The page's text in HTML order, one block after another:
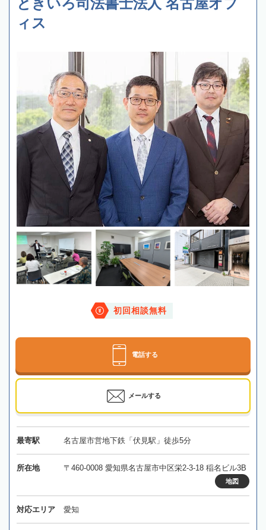
ときいろ司法書士法人 名古屋オフ
ィス
初回相談無料
電話する
メールする
最寄駅 名古屋市営地下鉄「伏見駅」徒歩5分
所在地 〒460-0008 愛知県名古屋市中区栄2-3-18 稲名ビル3B
地図
対応エリア 愛知